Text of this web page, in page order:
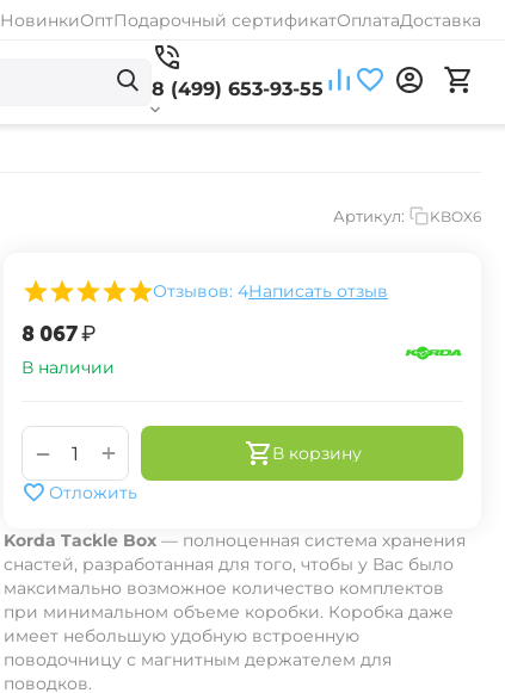
НовинкиОптПодарочный сертификатОплатаДоставка
8 (499) 653-93-55
Артикул: KBOX6
Отзывов: 4Написать отзыв
‍8 067‍₽
В наличии
+
−
В корзину
Отложить
Korda Tackle Box — полноценная система хранения
снастей, разработанная для того, чтобы у Вас было
максимально возможное количество комплектов
при минимальном объеме коробки. Коробка даже
имеет небольшую удобную встроенную
поводочницу с магнитным держателем для
поводков.